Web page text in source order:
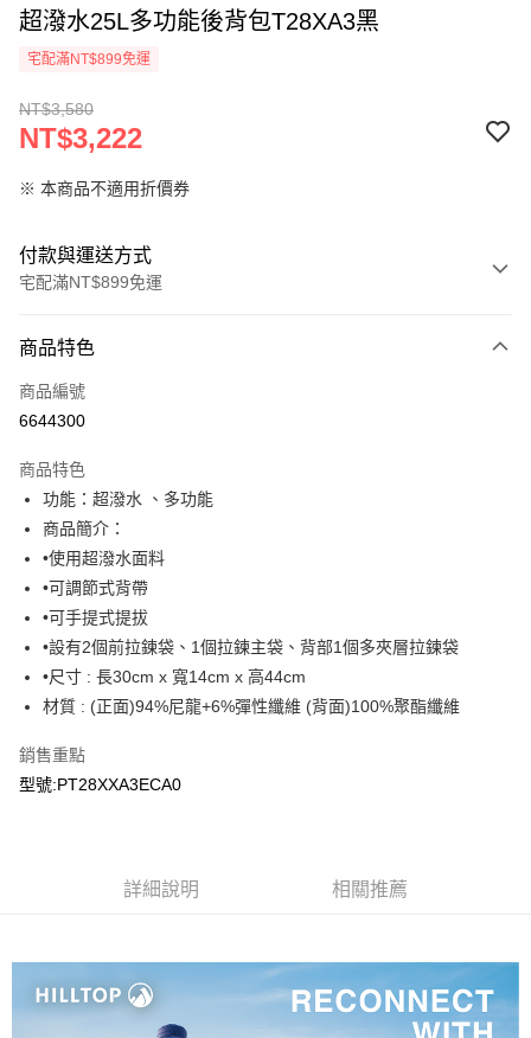
超潑水25L多功能後背包T28XA3黑
宅配滿NT$899免運
NT$3,580
NT$3,222
※ 本商品不適用折價券
付款與運送方式
宅配滿NT$899免運
信用卡一次付款
LINE Pay
悠遊付
Google Pay
運送方式
每筆NT$90，滿NT$899(含以上)免運費
宅配(離島)
商品特色
商品編號
6644300
商品特色
功能：超潑水 、多功能
商品簡介：
•使用超潑水面料
•可調節式背帶
•可手提式提拔
•設有2個前拉鍊袋、1個拉鍊主袋、背部1個多夾層拉鍊袋
•尺寸 : 長30cm x 寬14cm x 高44cm
材質 : (正面)94%尼龍+6%彈性纖維 (背面)100%聚酯纖維
銷售重點
型號:PT28XXA3ECA0
詳細說明 相關推薦